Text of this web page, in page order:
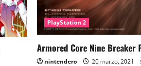
PlayStation 2
Armored Core Nine Breaker
nintendero 20 marzo, 2021